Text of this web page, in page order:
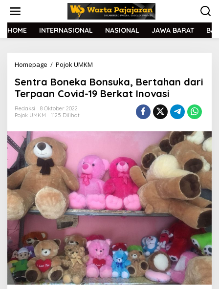
t
HOME INTERNASIONAL NASIONAL JAWA BARAT
Homepage / Pojok UMKM
n
t
r
a
B
o
s
u
k
,
B
e
r
t
a
h
Sentra Boneka Bonsuka, Bertahan dari
Terpaan Covid-19 Berkat Inovasi
Redaksi
8 Oktober 2022
Pojok UMKM
1125 Dilihat